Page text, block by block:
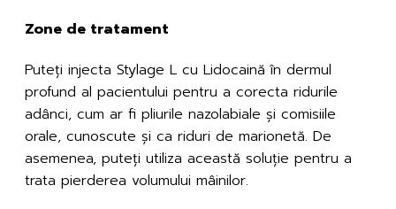
Zone de tratament
Puteți injecta Stylage L cu Lidocaină în dermul
profund al pacientului pentru a corecta ridurile
adânci, cum ar fi pliurile nazolabiale și comisiile
orale, cunoscute și ca riduri de marionetă. De
asemenea, puteți utiliza această soluție pentru a
trata pierderea volumului mâinilor.